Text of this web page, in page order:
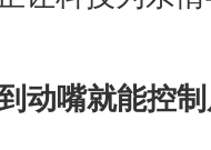
动嘴就能控